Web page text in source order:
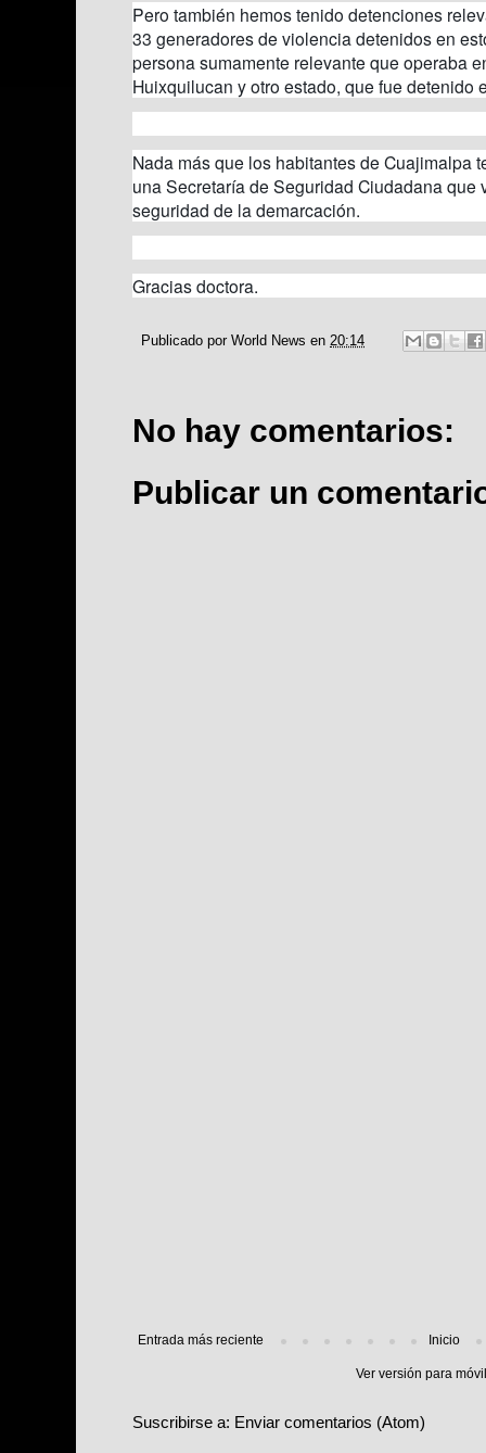
Pero también hemos tenido detenciones
33 generadores de violencia detenidos en
persona sumamente relevante que operaba
Huixquilucan y otro estado, que fue detenido
Nada más que los habitantes de Cuajimalpa
una Secretaría de Seguridad Ciudadana que
seguridad de la demarcación.
Gracias doctora.
Publicado por World News en 20:14
No hay comentarios:
Publicar un
Entrada más reciente Inicio
Ver versión para
Suscribirse a: Enviar comentarios (Atom)